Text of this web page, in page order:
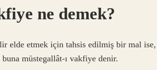
ne demek?
elde etmek için tahsis edilmiş bir mal
müstegallât-ı vakfiye denir.